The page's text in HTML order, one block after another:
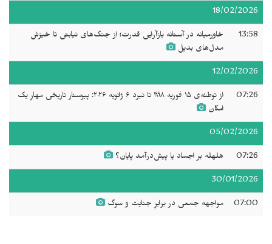
18/02/2026
13:58
خاورمیانه در آستانه بازآرایی قدرت؛ از جنگ‌های نیابتی تا خیزش
مدل‌های بدیل
12/02/2026
07:26
از توطئه‌ی ۱۵ فوریه ۱۹۹۸ تا نبرد ۶ ژانویه ۲۰۲۶: پیوستار تاریخی مهارِ یک
امکان
05/02/2026
07:26 هلهله بر اجساد یا پیش‌درآمد پایان؟
30/01/2026
07:00 مواجهه جمعی در برابرِ جنایت و سوگ